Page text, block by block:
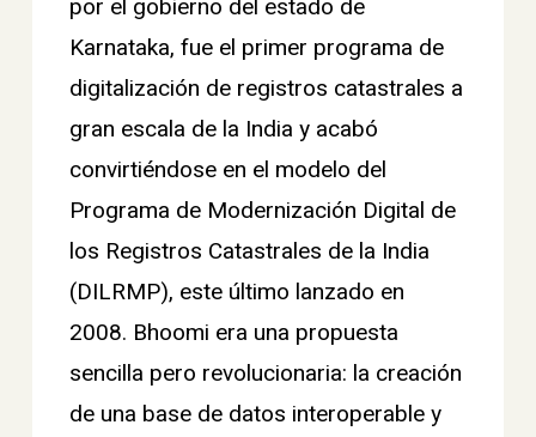
por el gobierno del estado de
Karnataka, fue el primer programa de
digitalización de registros catastrales a
gran escala de la India y acabó
convirtiéndose en el modelo del
Programa de Modernización Digital de
los Registros Catastrales de la India
(DILRMP), este último lanzado en
2008. Bhoomi era una propuesta
sencilla pero revolucionaria: la creación
de una base de datos interoperable y